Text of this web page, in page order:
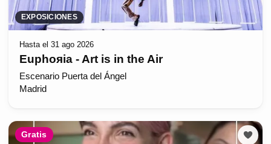
EXPOSICIONES
Hasta el 31 ago 2026
Euphoяia - Art is in the Air
Escenario Puerta del Ángel
Madrid
Gratis